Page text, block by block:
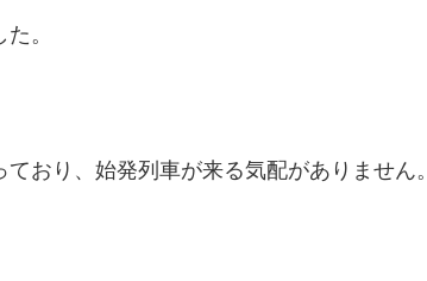
。
おり、始発列車が来る気配がありません。